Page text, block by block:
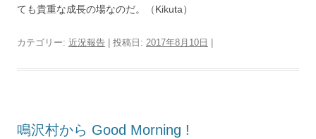
ても貴重な成長の場なのだ。（Kikuta）
カテゴリー: 近況報告 | 投稿日: 2017年8月10日
鳴沢村から Good Morning !